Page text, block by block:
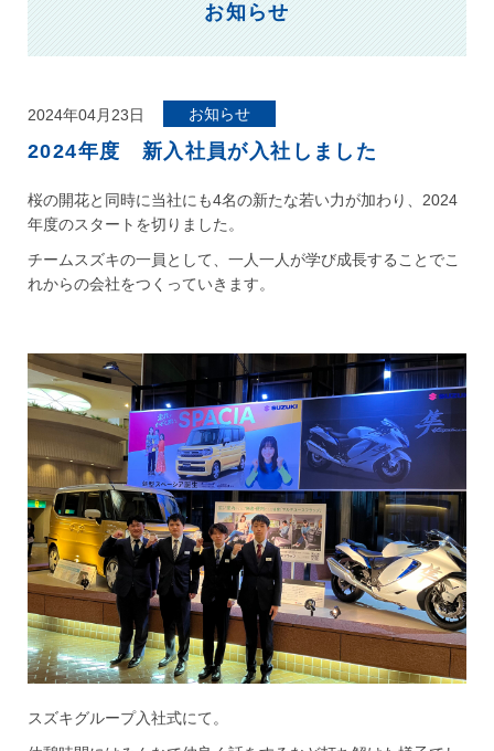
お知らせ
お知らせ
2024年04月23日
2024年度 新入社員が入社しました
桜の開花と同時に当社にも4名の新たな若い力が加わり、2024
年度のスタートを切りました。
チームスズキの一員として、一人一人が学び成長することでこ
れからの会社をつくっていきます。
スズキグループ入社式にて。